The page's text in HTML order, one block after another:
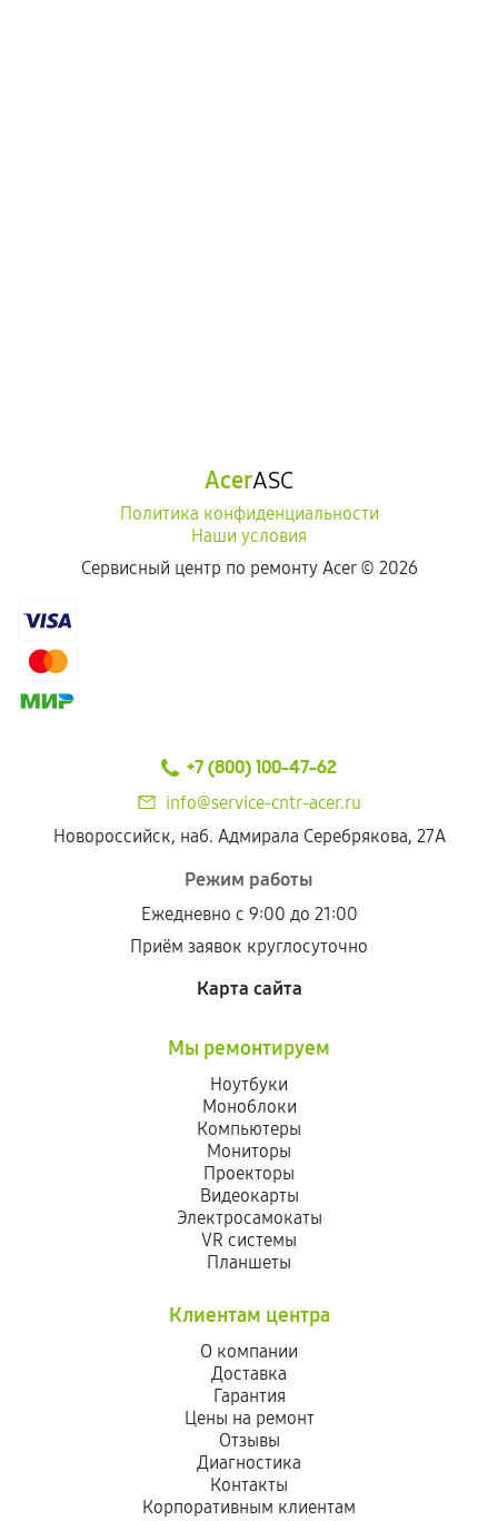
AcerASC
Политика конфиденциальности
Наши условия
Сервисный центр по ремонту Acer © 2026
+7 (800) 100-47-62
info@service-cntr-acer.ru
Новороссийск, наб. Адмирала Серебрякова, 27А
Режим работы
Ежедневно с 9:00 до 21:00
Приём заявок круглосуточно
Карта сайта
Мы ремонтируем
Ноутбуки
Моноблоки
Компьютеры
Мониторы
Проекторы
Видеокарты
Электросамокаты
VR системы
Планшеты
Клиентам центра
О компании
Доставка
Гарантия
Цены на ремонт
Отзывы
Диагностика
Контакты
Корпоративным клиентам